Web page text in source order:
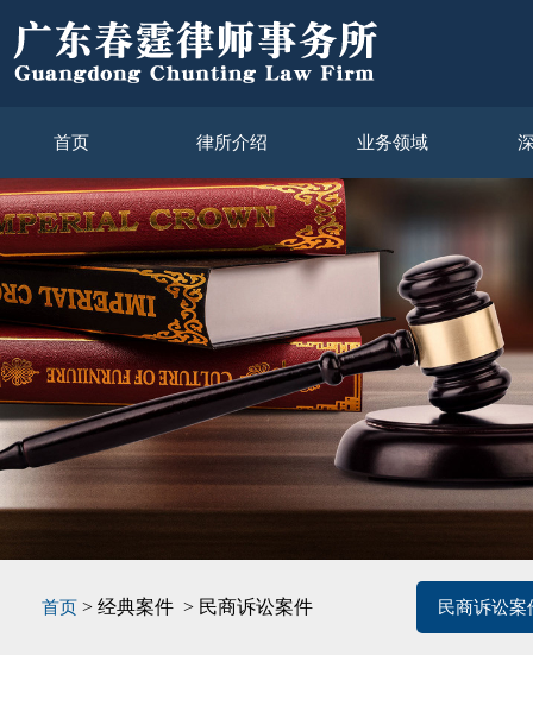
首页 律所介绍 业务领域
首页 > 经典案件 > 民商诉讼案件 民商诉讼案